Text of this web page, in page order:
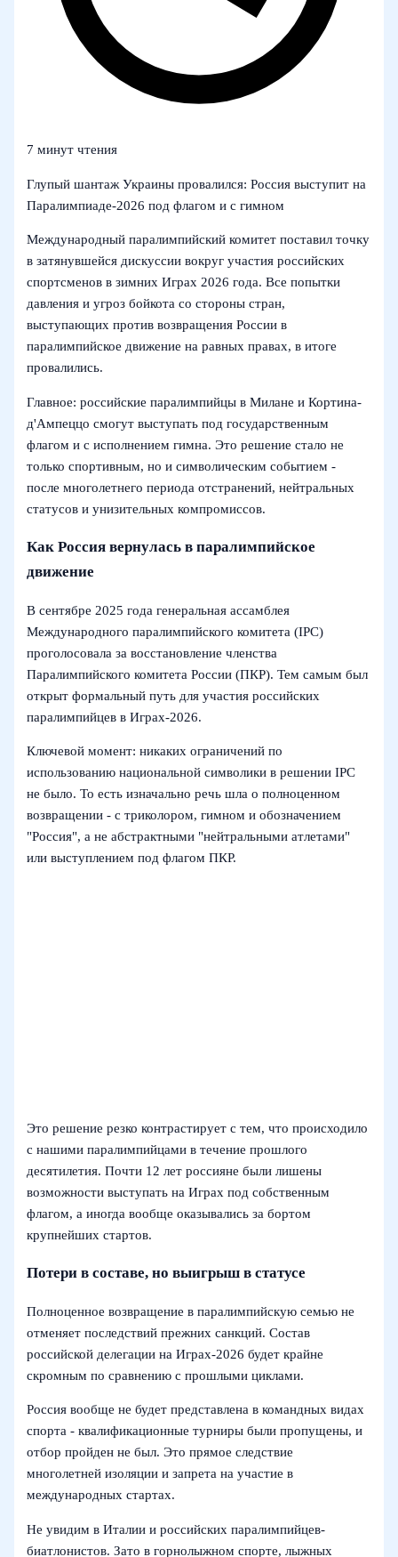
7 минут чтения
Глупый шантаж Украины провалился: Россия выступит на
Паралимпиаде‑2026 под флагом и с гимном
Международный паралимпийский комитет поставил точку
в затянувшейся дискуссии вокруг участия российских
спортсменов в зимних Играх 2026 года. Все попытки
давления и угроз бойкота со стороны стран,
выступающих против возвращения России в
паралимпийское движение на равных правах, в итоге
провалились.
Главное: российские паралимпийцы в Милане и Кортина-
д'Ампеццо смогут выступать под государственным
флагом и с исполнением гимна. Это решение стало не
только спортивным, но и символическим событием -
после многолетнего периода отстранений, нейтральных
статусов и унизительных компромиссов.
Как Россия вернулась в паралимпийское
движение
В сентябре 2025 года генеральная ассамблея
Международного паралимпийского комитета (IPC)
проголосовала за восстановление членства
Паралимпийского комитета России (ПКР). Тем самым был
открыт формальный путь для участия российских
паралимпийцев в Играх‑2026.
Ключевой момент: никаких ограничений по
использованию национальной символики в решении IPC
не было. То есть изначально речь шла о полноценном
возвращении - с триколором, гимном и обозначением
"Россия", а не абстрактными "нейтральными атлетами"
или выступлением под флагом ПКР.
Это решение резко контрастирует с тем, что происходило
с нашими паралимпийцами в течение прошлого
десятилетия. Почти 12 лет россияне были лишены
возможности выступать на Играх под собственным
флагом, а иногда вообще оказывались за бортом
крупнейших стартов.
Потери в составе, но выигрыш в статусе
Полноценное возвращение в паралимпийскую семью не
отменяет последствий прежних санкций. Состав
российской делегации на Играх‑2026 будет крайне
скромным по сравнению с прошлыми циклами.
Россия вообще не будет представлена в командных видах
спорта - квалификационные турниры были пропущены, и
отбор пройден не был. Это прямое следствие
многолетней изоляции и запрета на участие в
международных стартах.
Не увидим в Италии и российских паралимпийцев-
биатлонистов. Зато в горнолыжном спорте, лыжных